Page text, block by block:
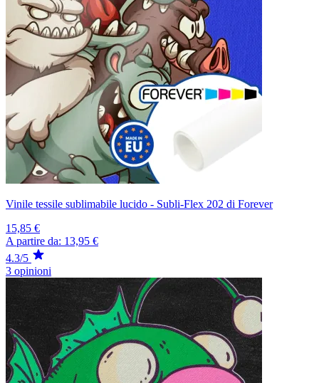
Vinile tessile sublimabile lucido - Subli-Flex 202 di Forever
15,85 €
A partire da: 13,95 €
4.3/5
3 opinioni